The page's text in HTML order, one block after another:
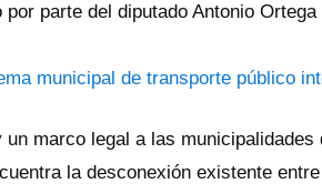
parte del diputado Antonio
municipal de transporte público
marco legal a las
la desconexión existente